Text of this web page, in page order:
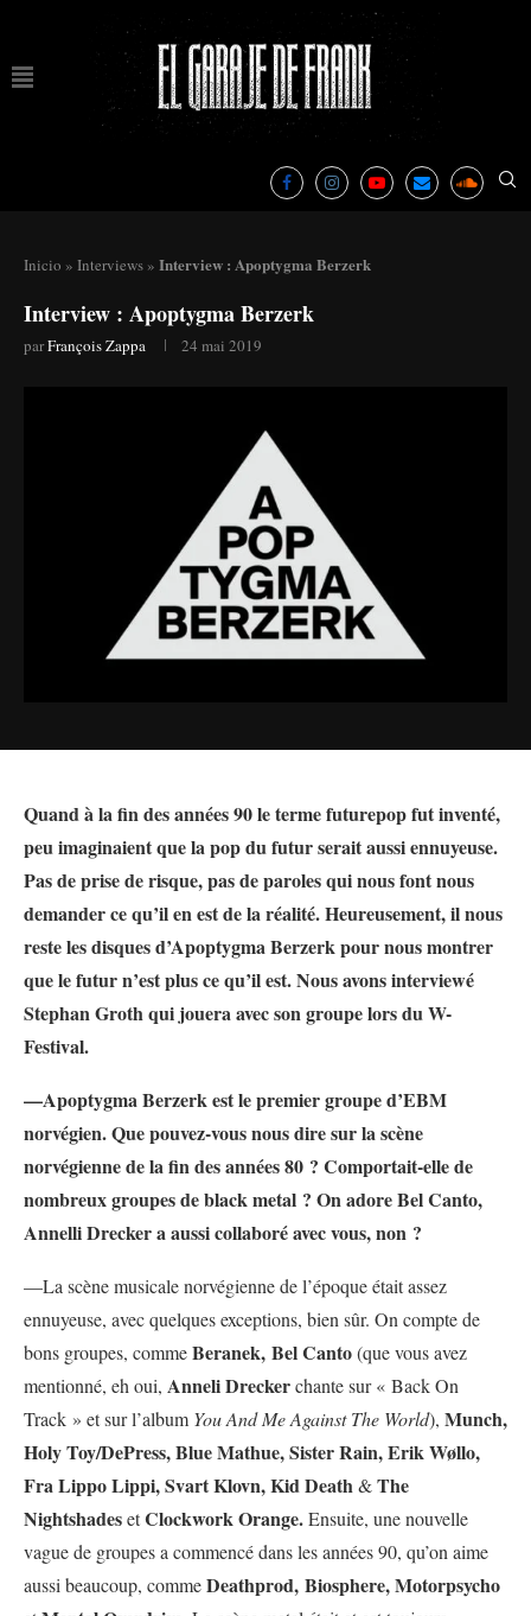
Inicio » Interviews » Interview : Apoptygma Berzerk
Interview : Apoptygma Berzerk
parFrançois Zappa 24 mai 2019
Quand à la fin des années 90 le terme futurepop fut inventé,
peu imaginaient que la pop du futur serait aussi ennuyeuse.
Pas de prise de risque, pas de paroles qui nous font nous
demander ce qu’il en est de la réalité. Heureusement, il nous
reste les disques d’Apoptygma Berzerk pour nous montrer
que le futur n’est plus ce qu’il est. Nous avons interviewé
Stephan Groth qui jouera avec son groupe lors du W-
Festival.
—Apoptygma Berzerk est le premier groupe d’EBM
norvégien. Que pouvez-vous nous dire sur la scène
norvégienne de la fin des années 80 ? Comportait-elle de
nombreux groupes de black metal ? On adore Bel Canto,
Annelli Drecker a aussi collaboré avec vous, non ?
—La scène musicale norvégienne de l’époque était assez
ennuyeuse, avec quelques exceptions, bien sûr. On compte de
bons groupes, commeBeranek, Bel Canto(que vous avez
mentionné, eh oui, Anneli Dreckerchante sur « Back On
Track » et sur l’album You And Me Against The World), Munch,
Holy Toy/DePress, Blue Mathue, Sister Rain, Erik Wøllo,
Fra Lippo Lippi, Svart Klovn, Kid Death&The
NightshadesetClockwork Orange.Ensuite, une nouvelle
vague de groupes a commencé dans les années 90, qu’on aime
aussi beaucoup, commeDeathprod, Biosphere, Motorpsycho